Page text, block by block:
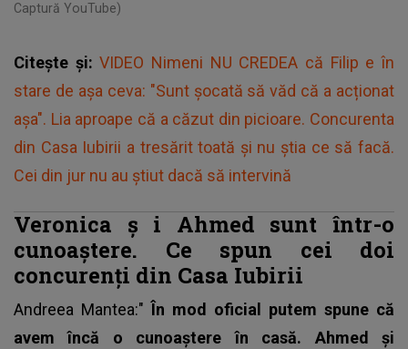
Captură YouTube)
Citește și:VIDEO Nimeni NU CREDEA că Filip e în
stare de așa ceva: "Sunt șocată să văd că a acționat
așa". Lia aproape că a căzut din picioare. Concurenta
din Casa Iubirii a tresărit toată și nu știa ce să facă.
Cei din jur nu au știut dacă să intervină
Veronica ș i Ahmed sunt într-o
cunoaștere. Ce spun cei doi
concurenți din Casa Iubirii
Andreea Mantea:" În mod oficial putem spune că
avem încă o cunoaștere în casă. Ahmed și